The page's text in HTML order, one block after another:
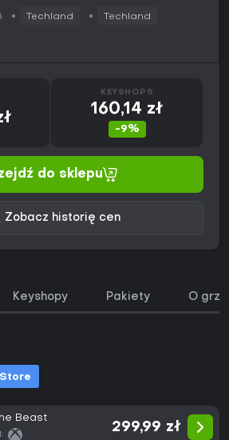
Techland Techland
KEYSHOPS
160,14 zł
-9%
do sklepu
Zobacz historię cen
Keyshopy Pakiety O grze
Beast
299,99 zł